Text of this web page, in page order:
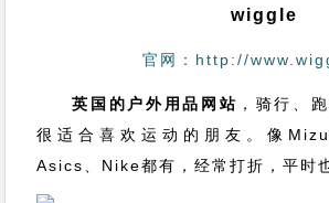
wiggle
官网：http://
英国的户外用品网站 ，骑行、
很适合喜欢运动的朋友。像
Asics、Nike都有，经常打折，平时